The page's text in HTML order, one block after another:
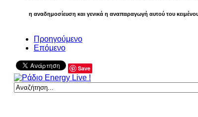
η αναδημοσίευση και γενικά η αναπαραγωγή αυτού του
Προηγούμενο
Επόμενο
Save